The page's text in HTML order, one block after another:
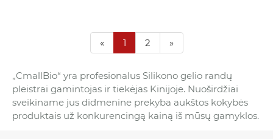
« 1 2 »
„CmallBio“ yra profesionalus Silikono gelio randų
pleistrai gamintojas ir tiekėjas Kinijoje. Nuoširdžiai
sveikiname jus didmenine prekyba aukštos kokybės
produktais už konkurencingą kainą iš mūsų gamyklos.